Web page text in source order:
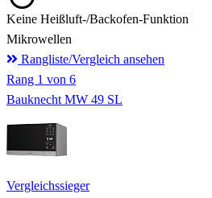
Keine Heißluft-/Backofen-Funktion
Mikrowellen
Rangliste/Vergleich ansehen
Rang 1 von 6
Bauknecht MW 49 SL
Vergleichssieger